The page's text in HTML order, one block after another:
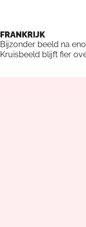
FRANKRIJK
Bijzonder beeld na
Kruisbeeld blijft fier